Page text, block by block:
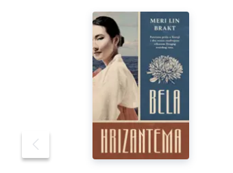
Pomeranje sadržaja slajdera u levo